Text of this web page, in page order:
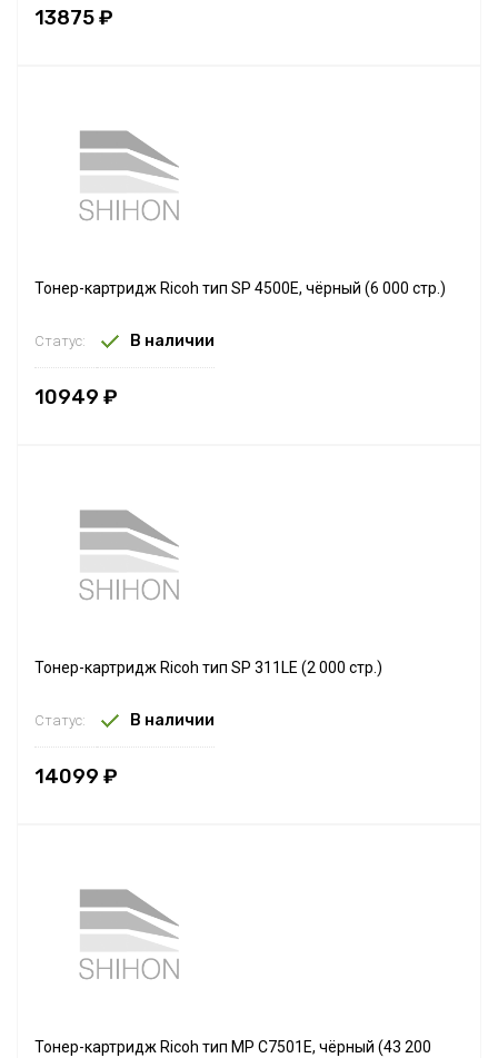
13875 ₽
Тонер-картридж Ricoh тип SP 4500E, чёрный (6 000 стр.)
Статус: В наличии
10949 ₽
Тонер-картридж Ricoh тип SP 311LE (2 000 стр.)
Статус: В наличии
14099 ₽
Тонер-картридж Ricoh тип MP C7501E, чёрный (43 200